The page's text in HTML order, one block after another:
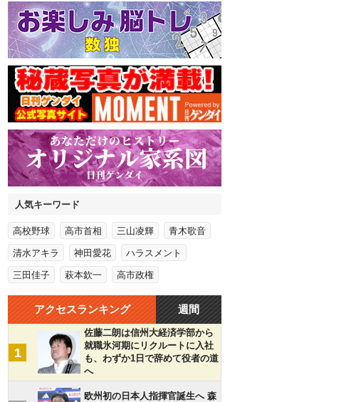
人気キーワード
高校野球 高市首相 三山凌輝 青木歌音
清水アキラ 神田愛花 ハラスメント
三田佳子 萩本欽一 高市政権
アクセスランキング 週間
1
佐藤二朗は信州大経済学部から
就職氷河期にリクルートに入社
も、わずか1日で辞めて役者の道
へ
欧州初の日本人指揮官誕生へ 森